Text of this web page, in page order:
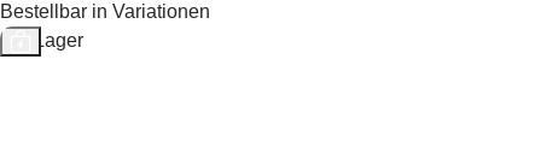
Bestellbar in Variationen
Auf Lager